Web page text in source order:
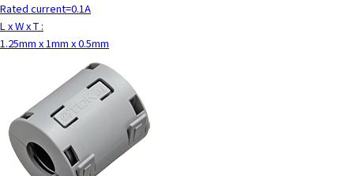
Rated current=0.1A
L x W x T :
1.25mm x 1mm x 0.5mm